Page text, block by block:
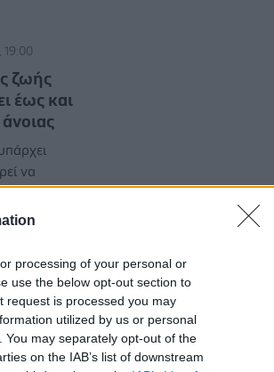
processing of your personal or
use the below opt-out section to
request is processed you may
utilized by us or personal
may separately opt-out of the
on the IAB’s list of downstream
19:00
ζωής
έως και
να
με